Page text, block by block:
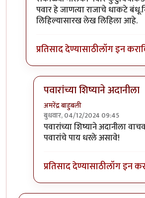
पवार हे जाणत्या राजाचे धाकटे
लिहिल्यासारख लेख लिहिला आहे.
प्रतिसाद देण्यासाठीलॉग इन करा
पवारांच्या शिष्याने अदानीला
अमरेंद्र बाहुबली
बुधवार, 04/12/2024 09:45
In reply toहा हाbyमाईसाहेब
पवारांच्या शिष्याने अदानीला
पवारांचे पाय धरले असावे!
प्रतिसाद देण्यासाठीलॉग इन